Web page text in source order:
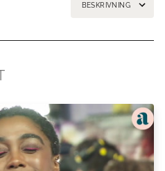
BESKRIVNING